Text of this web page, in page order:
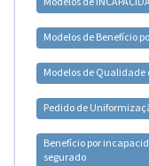
Modelos deBenefício
Modelos deQualidade
Pedido de
Benefício por
segurado